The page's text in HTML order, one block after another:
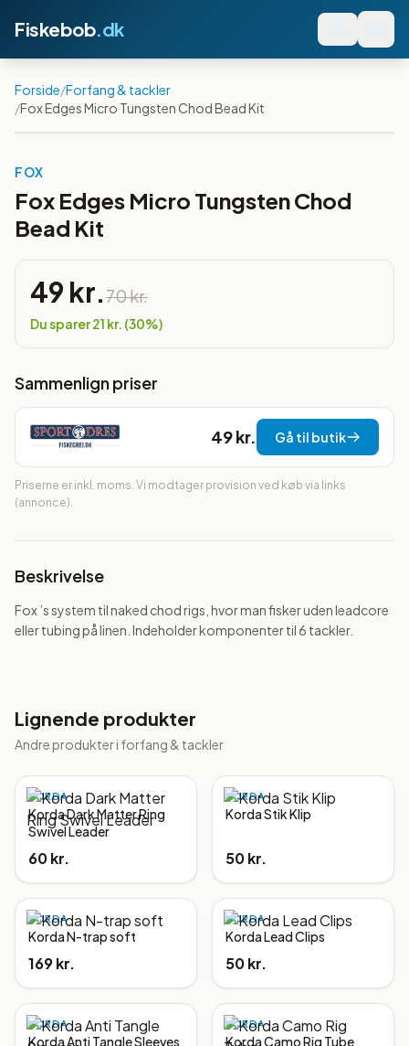
Fiskebob.dk
Forside/Forfang & tackler
/Fox Edges Micro Tungsten Chod Bead Kit
FOX
Fox Edges Micro Tungsten Chod
Bead Kit
49 kr.70 kr.
Du sparer21 kr. (30%)
Sammenlign priser
49 kr. Gå til butik
Priserne er inkl. moms. Vi modtager provision ved køb via links
(annonce).
Beskrivelse
Fox ’s system til naked chod rigs, hvor man fisker uden leadcore
eller tubing på linen. Indeholder komponenter til 6 tackler.
Lignende produkter
Andre produkter i forfang & tackler
KORDA
Korda Dark Matter Ring
Swivel Leader
60 kr.
KORDA
Korda Stik Klip
50 kr.
KORDA
Korda N-trap soft
169 kr.
KORDA
Korda Lead Clips
50 kr.
KORDA
Korda Anti Tangle Sleeves
KORDA
Korda Camo Rig Tube